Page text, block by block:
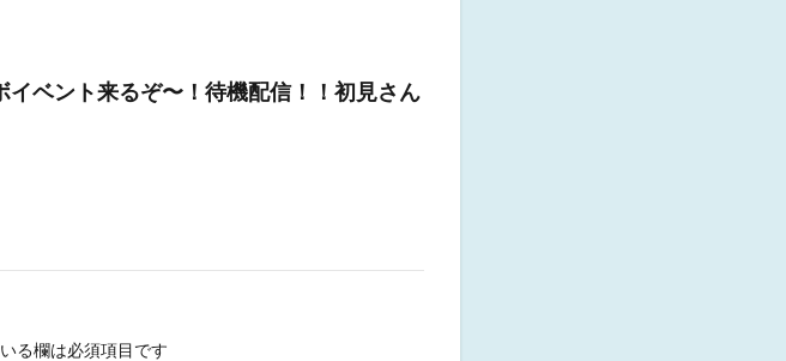
イベント来るぞ〜！待機配信！！初見さん
る欄は必須項目です